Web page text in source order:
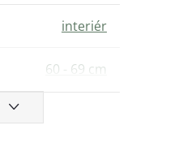
interiér
60 - 69 cm